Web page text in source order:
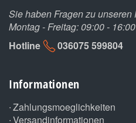
Sie haben Fragen zu
Montag - Freitag: 09:00 -
Hotline
036075 599804
Informationen
Zahlungsmoeglichkeiten
Versandinformationen